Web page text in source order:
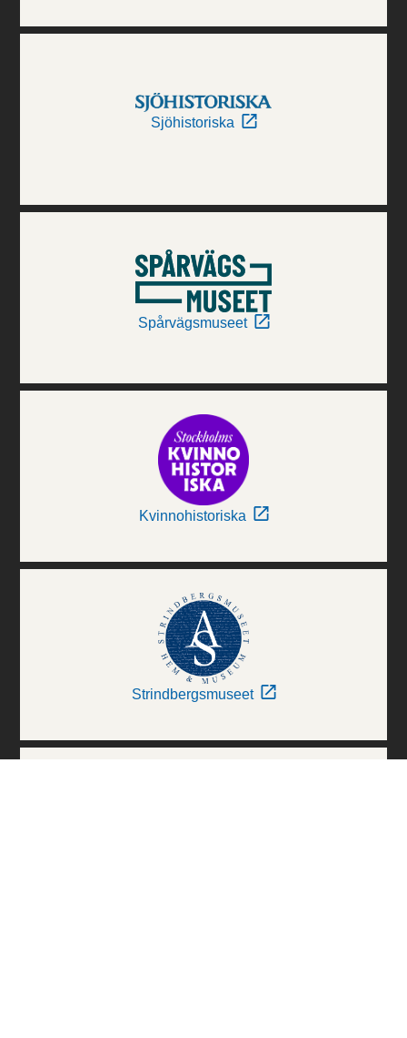
Sjöhistoriska
Spårvägsmuseet
Kvinnohistoriska
Strindbergsmuseet